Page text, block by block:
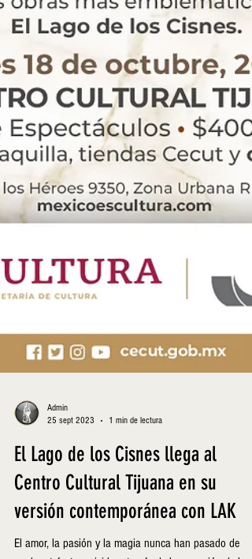
25 sept 2023
1 min de lectura
El Lago de los Cisnes llega al
Centro Cultural Tijuana en su
versión contemporánea con LAK